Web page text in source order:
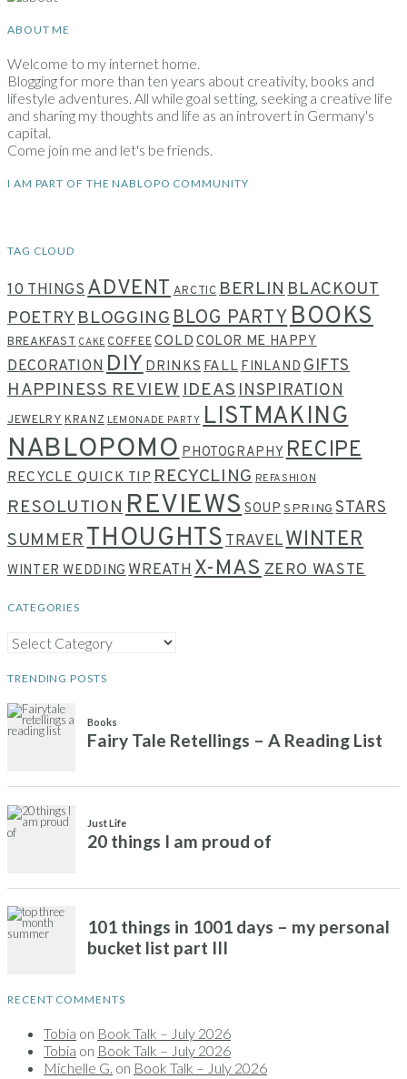
ABOUT ME
Welcome to my internet home.
Blogging for more than ten years about creativity, books and
lifestyle adventures. All while goal setting, seeking a creative life
and sharing my thoughts and life as an introvert in Germany's
capital.
Come join me and let's be friends.
I AM PART OF THE NABLOPO COMMUNITY
TAG CLOUD
10 THINGSADVENTARCTICBERLINBLACKOUT
POETRYBLOGGINGBLOG PARTYBOOKS
BREAKFAST CAKE COFFEECOLDCOLOR ME HAPPY
DECORATIONDIYDRINKSFALLFINLANDGIFTS
HAPPINESS REVIEWIDEASINSPIRATION
JEWELRY KRANZ LEMONADE PARTY LISTMAKING
NABLOPOMOPHOTOGRAPHY RECIPE
RECYCLE QUICK TIPRECYCLING REFASHION
RESOLUTIONREVIEWSSOUPSPRING STARS
SUMMERTHOUGHTSTRAVELWINTER
WINTER WEDDINGWREATHX-MASZERO WASTE
CATEGORIES
CATEGORIES
TRENDING POSTS
RECENT COMMENTS
Tobia on Book Talk – July 2026
Tobia on Book Talk – July 2026
Michelle G. on Book Talk – July 2026